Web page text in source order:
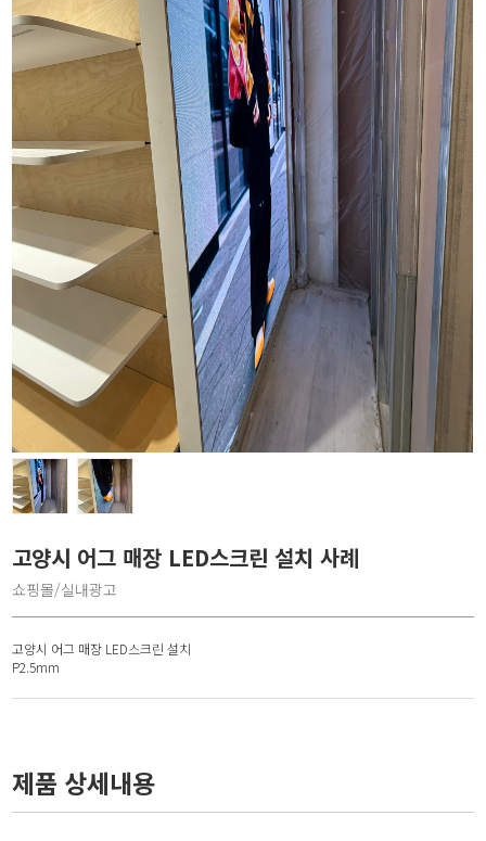
고양시 어그 매장 LED스크린 설치 사례
쇼핑몰/실내광고
고양시 어그 매장 LED스크린 설치
P2.5mm
제품 상세내용